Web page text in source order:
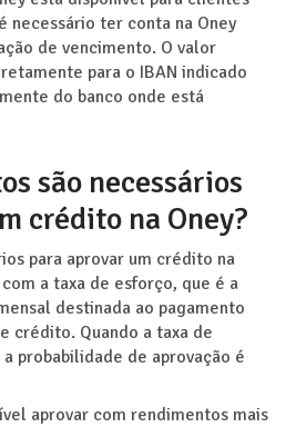
necessário ter conta na Oney
de vencimento. O valor
para o IBAN indicado
do banco onde está
são necessários
crédito na Oney?
para aprovar um crédito na
a taxa de esforço, que é a
destinada ao pagamento
crédito. Quando a taxa de
probabilidade de aprovação é
aprovar com rendimentos mais